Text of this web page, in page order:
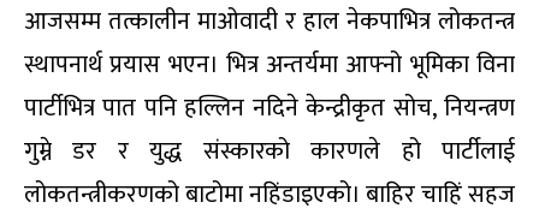
आजसम्म तत्कालीन माओवादी र हाल नेकपाभित्र लोकतन्त्र
स्थापनार्थ प्रयास भएन। भित्र अन्तर्यमा आफ्नो भूमिका विना
पार्टीभित्र पात पनि हल्लिन नदिने केन्द्रीकृत सोच,नियन्त्रण
गुम्ने डर र युद्ध संस्कारको कारणले हो पार्टीलाई
लोकतन्त्रीकरणको बाटोमा नहिंडाइएको। बाहिर चाहिं सहज